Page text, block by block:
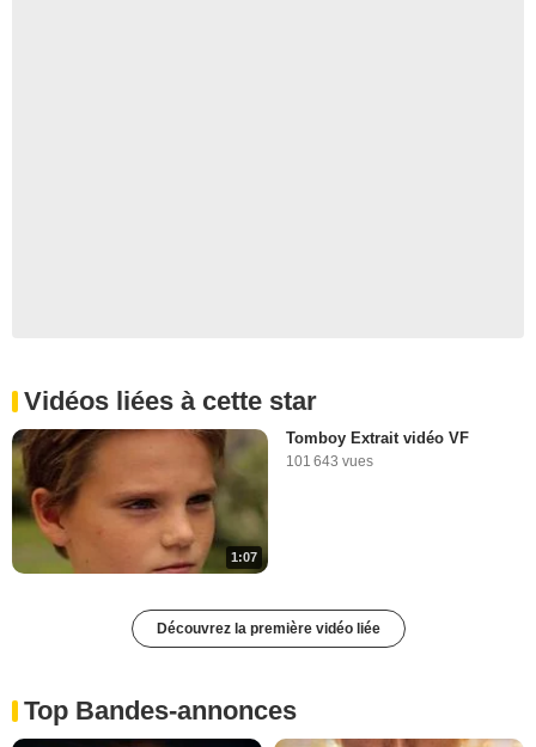
Vidéos liées à cette star
1:07
Tomboy Extrait vidéo VF
101 643 vues
Découvrez la première vidéo liée
Top Bandes-annonces